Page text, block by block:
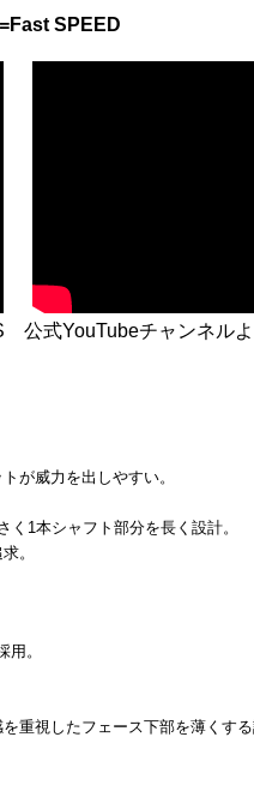
SPEED
公式YouTubeチャンネルよ
が威力を出しやすい。
1本シャフト部分を長く設計。
。
。
重視したフェース下部を薄くす